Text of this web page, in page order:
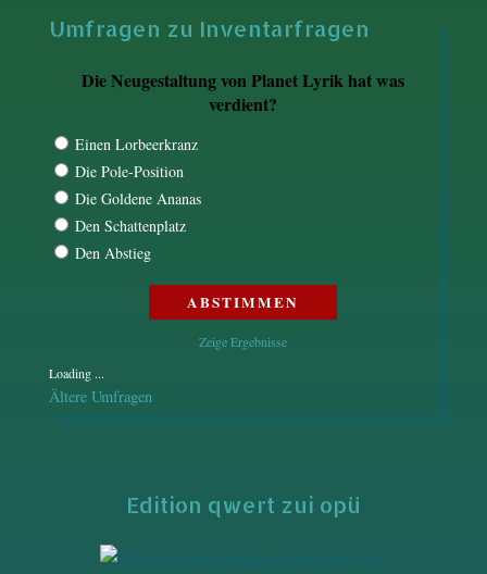
Umfragen zu Inventarfragen
Die Neugestaltung von Planet Lyrik hat was
verdient?
Einen Lorbeerkranz
Die Pole-Position
Die Goldene Ananas
Den Schattenplatz
Den Abstieg
Zeige Ergebnisse
Loading ...
Ältere Umfragen
Edition qwert zui opü